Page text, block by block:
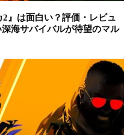
2』は面白い？評価・レビュ
海サバイバルが待望のマル